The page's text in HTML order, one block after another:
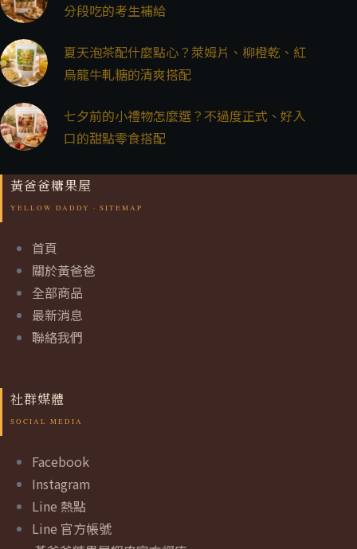
分段吃的考生補給
夏天泡茶配什麼點心？萊姆片、柳橙乾、紅
烏龍牛軋糖的清爽搭配
七夕前的小禮物怎麼選？不過度正式、好入
口的甜點零食搭配
黃爸爸糖果屋
首頁
關於黃爸爸
全部商品
最新消息
聯絡我們
社群媒體
Facebook
Instagram
Line 熱點
Line 官方帳號